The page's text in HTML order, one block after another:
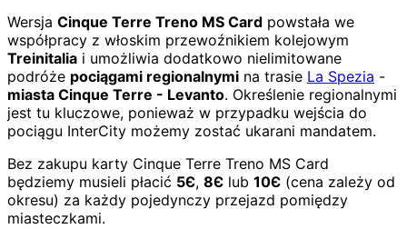
Wersja Cinque Terre Treno MS Card powstała we
współpracy z włoskim przewoźnikiem kolejowym
Treinitalia i umożliwia dodatkowo nielimitowane
podróże pociągami regionalnymi na trasie La Spezia -
miasta Cinque Terre - Levanto. Określenie regionalnymi
jest tu kluczowe, ponieważ w przypadku wejścia do
pociągu InterCity możemy zostać ukarani mandatem.
Bez zakupu karty Cinque Terre Treno MS Card
będziemy musieli płacić 5Є, 8Є lub 10Є (cena zależy od
okresu) za każdy pojedynczy przejazd pomiędzy
miasteczkami.